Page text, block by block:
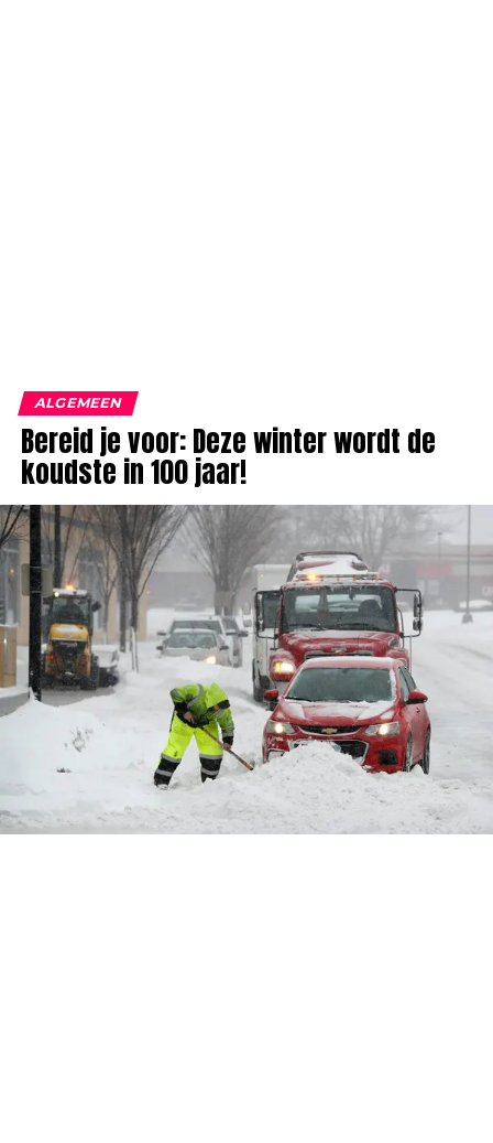
ALGEMEEN
Bereid je voor: Deze winter wordt de
koudste in 100 jaar!